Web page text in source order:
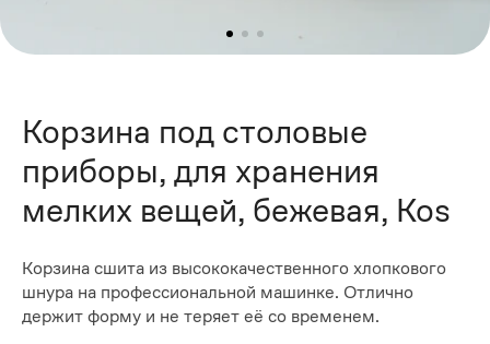
Корзина под столовые
приборы, для хранения
мелких вещей, бежевая, Kos
Корзина сшита из высококачественного хлопкового
шнура на профессиональной машинке. Отлично
держит форму и не теряет её со временем.